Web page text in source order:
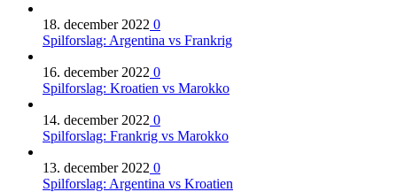
18. december 2022 0
Spilforslag: Argentina vs Frankrig
16. december 2022 0
Spilforslag: Kroatien vs Marokko
14. december 2022 0
Spilforslag: Frankrig vs Marokko
13. december 2022 0
Spilforslag: Argentina vs Kroatien